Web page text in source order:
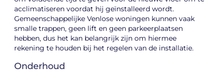
acclimatiseren voordat hij geïnstalleerd wordt.
Gemeenschappelijke Venlose woningen kunnen vaak
smalle trappen, geen lift en geen parkeerplaatsen
hebben, dus het kan belangrijk zijn om hiermee
rekening te houden bij het regelen van de installatie.
Onderhoud